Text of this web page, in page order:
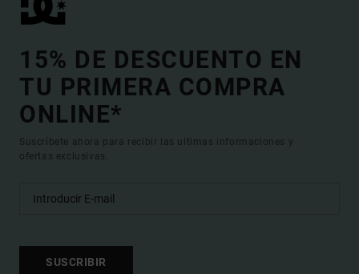
15% DE DESCUENTO EN
TU PRIMERA COMPRA
ONLINE*
Suscríbete ahora para recibir las ultimas informaciones y
ofertas exclusivas.
SUSCRIBIR